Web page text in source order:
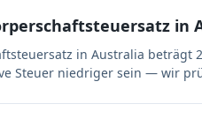
in
in Australia beträgt
Steuer niedriger sein — wir